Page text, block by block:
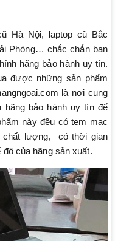
Hà Nội, laptop cũ Bắc
Phòng… chắc chắn bạn
hãng bảo hành uy tín.
được những sản phẩm
là nơi cung
hãng bảo hành uy tín để
này đều có tem mac
chất lượng, có thời gian
của hãng sản xuất.